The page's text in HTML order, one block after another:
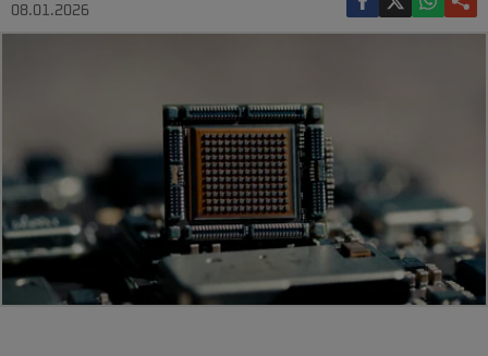
08.01.2026